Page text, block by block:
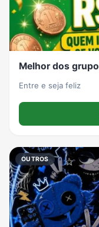
Melhor dos grupo
Entre e seja feliz
OUTROS